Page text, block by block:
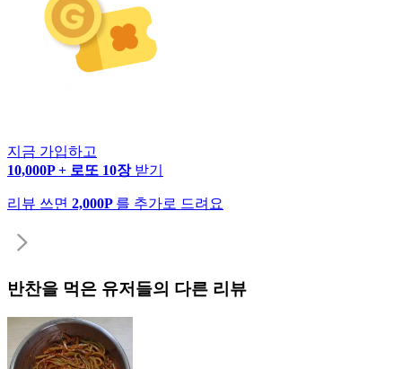
지금 가입하고
10,000P + 로또 10장 받기
리뷰 쓰면 2,000P 를 추가로 드려요
반찬을 먹은 유저들의 다른 리뷰